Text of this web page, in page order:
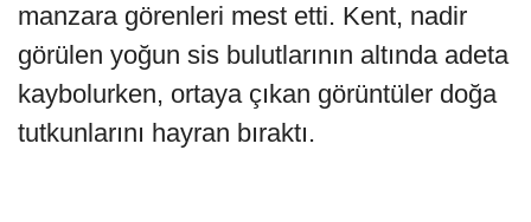
manzara görenleri mest etti. Kent, nadir
görülen yoğun sis bulutlarının altında adeta
kaybolurken, ortaya çıkan görüntüler doğa
tutkunlarını hayran bıraktı.